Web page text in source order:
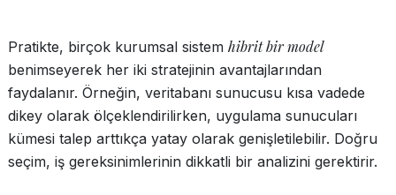
Pratikte, birçok kurumsal sistem hibrit bir model
benimseyerek her iki stratejinin avantajlarından
faydalanır. Örneğin, veritabanı sunucusu kısa vadede
dikey olarak ölçeklendirilirken, uygulama sunucuları
kümesi talep arttıkça yatay olarak genişletilebilir. Doğru
seçim, iş gereksinimlerinin dikkatli bir analizini gerektirir.